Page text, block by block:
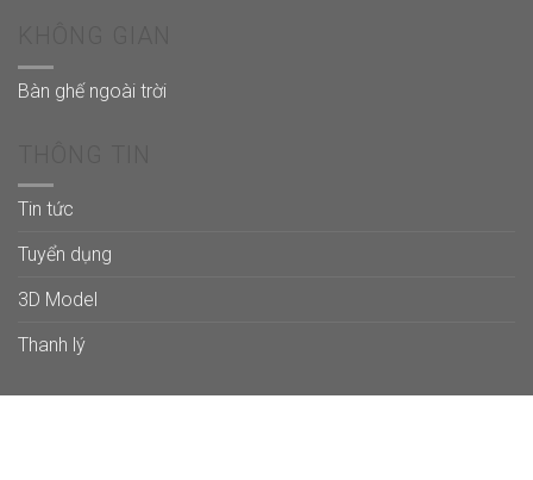
Bàn ghế ngoài trời
Tin tức
Tuyển dụng
3D Model
Thanh lý